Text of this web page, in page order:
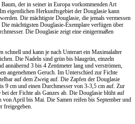
der in seiner in Europa vorkommenden Art
eigentlichen Herkunftsgebiet der Douglasie kann
Die mächtigste Douglasie, die jemals vermessen
mächtigsten Douglasie-Exemplare verfügen über
Die Douglasie zeigt eine einigermaßen
schnell und kann je nach Unterart ein Maximalalter
Die Nadeln sind grün bis blaugrün, einzeln
annähernd 3 bis 4 Zentimeter lang und verströmen,
angenehmen Geruch. Im Unterschied zur Fichte
auf dem Zweig auf. Die Zapfen der Douglasie
9 cm und einen Durchmesser von 3-3,5 cm auf. Zur
der Fichte als Ganzes ab. Die Douglasie blüht auf
April bis Mai. Die Samen reifen bis September und
freigegeben.